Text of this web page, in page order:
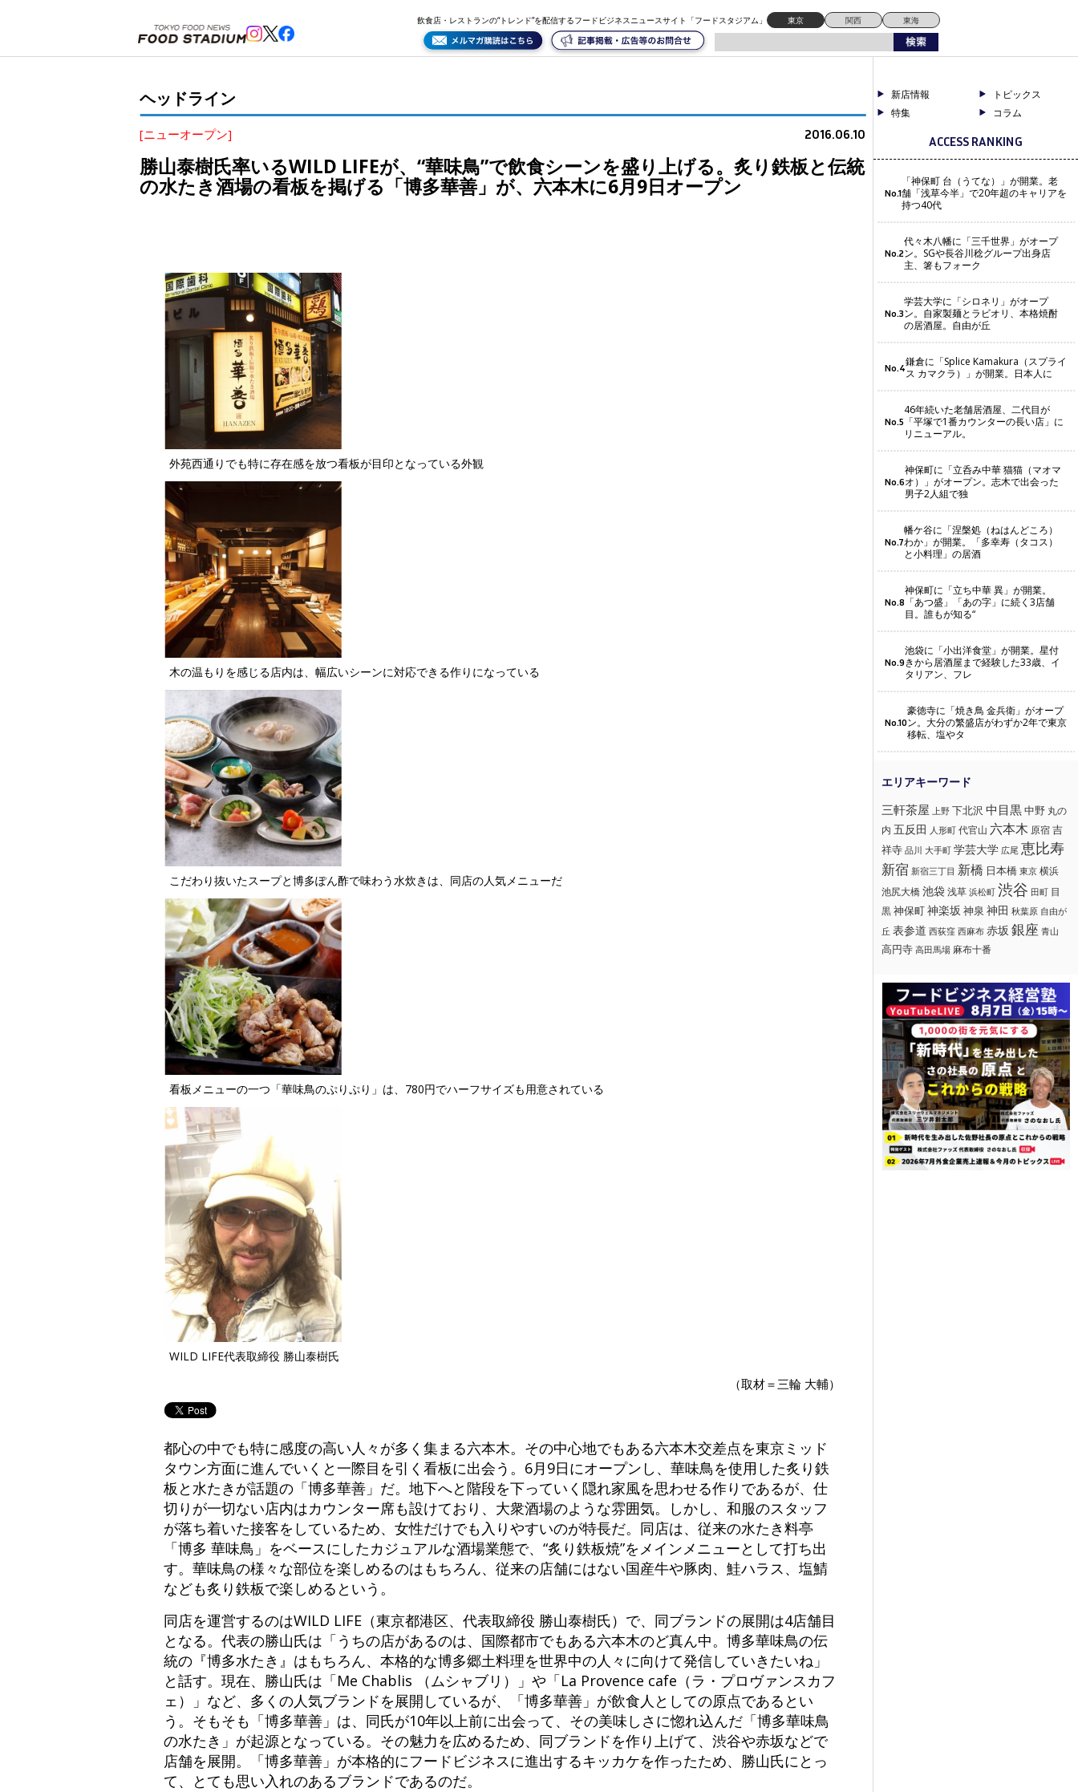
飲食店・レストランの“トレンド”を配信するフードビジネスニュースサイト「フードスタジアム」 東京 関西 東海
ヘッドライン
[ニューオープン] 2016.06.10
勝山泰樹氏率いるWILD LIFEが、“華味鳥”で飲食シーンを盛り上げる。炙り鉄板と伝統
の水たき酒場の看板を掲げる「博多華善」が、六本木に6月9日オープン
外苑西通りでも特に存在感を放つ看板が目印となっている外観
木の温もりを感じる店内は、幅広いシーンに対応できる作りになっている
こだわり抜いたスープと博多ぽん酢で味わう水炊きは、同店の人気メニューだ
看板メニューの一つ「華味鳥のぷりぷり」は、780円でハーフサイズも用意されている
WILD LIFE代表取締役 勝山泰樹氏
（取材＝三輪 大輔）
都心の中でも特に感度の高い人々が多く集まる六本木。その中心地でもある六本木交差点を東京ミッド
タウン方面に進んでいくと一際目を引く看板に出会う。6月9日にオープンし、華味鳥を使用した炙り鉄
板と水たきが話題の「博多華善」だ。地下へと階段を下っていく隠れ家風を思わせる作りであるが、仕
切りが一切ない店内はカウンター席も設けており、大衆酒場のような雰囲気。しかし、和服のスタッフ
が落ち着いた接客をしているため、女性だけでも入りやすいのが特長だ。同店は、従来の水たき料亭
「博多 華味鳥」をベースにしたカジュアルな酒場業態で、“炙り鉄板焼”をメインメニューとして打ち出
す。華味鳥の様々な部位を楽しめるのはもちろん、従来の店舗にはない国産牛や豚肉、鮭ハラス、塩鯖
なども炙り鉄板で楽しめるという。
同店を運営するのはWILD LIFE（東京都港区、代表取締役 勝山泰樹氏）で、同ブランドの展開は4店舗目
となる。代表の勝山氏は「うちの店があるのは、国際都市でもある六本木のど真ん中。博多華味鳥の伝
統の『博多水たき』はもちろん、本格的な博多郷土料理を世界中の人々に向けて発信していきたいね」
と話す。現在、勝山氏は「Me Chablis （ムシャブリ）」や「La Provence cafe（ラ・プロヴァンスカフ
ェ）」など、多くの人気ブランドを展開しているが、「博多華善」が飲食人としての原点であるとい
う。そもそも「博多華善」は、同氏が10年以上前に出会って、その美味しさに惚れ込んだ「博多華味鳥
の水たき」が起源となっている。その魅力を広めるため、同ブランドを作り上げて、渋谷や赤坂などで
店舗を展開。「博多華善」が本格的にフードビジネスに進出するキッカケを作ったため、勝山氏にとっ
て、とても思い入れのあるブランドであるのだ。
新店情報
トピックス
特集
コラム
ACCESS RANKING
No.1
「神保町 台（うてな）」が開業。老
舗「浅草今半」で20年超のキャリアを
持つ40代
No.2
代々木八幡に「三千世界」がオープ
ン。SGや長谷川稔グループ出身店
主、箸もフォーク
No.3
学芸大学に「シロネリ」がオープ
ン。自家製麺とラビオリ、本格焼酎
の居酒屋。自由が丘
No.4鎌倉に「Splice Kamakura（スプライ
ス カマクラ）」が開業。日本人に
No.5
46年続いた老舗居酒屋、二代目が
「平塚で1番カウンターの長い店」に
リニューアル。
No.6
神保町に「立呑み中華 猫猫（マオマ
オ）」がオープン。志木で出会った
男子2人組で独
No.7
幡ケ谷に「涅槃処（ねはんどころ）
わか」が開業。「多幸寿（タコス）
と小料理」の居酒
No.8
神保町に「立ち中華 異」が開業。
「あつ盛」「あの字」に続く3店舗
目。誰もが知る“
No.9
池袋に「小出洋食堂」が開業。星付
きから居酒屋まで経験した33歳、イ
タリアン、フレ
No.10
豪徳寺に「焼き鳥 金兵衛」がオープ
ン。大分の繁盛店がわずか2年で東京
移転、塩やタ
三軒茶屋 上野 下北沢 中目黒中野 丸の
内 五反田 人形町 代官山 六本木 原宿 吉
祥寺 品川 大手町 学芸大学 広尾 恵比寿
新宿 新宿三丁目 新橋 日本橋 東京 横浜
池尻大橋 池袋浅草 浜松町 渋谷 田町 目
黒神保町神楽坂 神泉 神田 秋葉原 自由が
丘 表参道 西荻窪 西麻布 赤坂 銀座 青山
高円寺 高田馬場 麻布十番